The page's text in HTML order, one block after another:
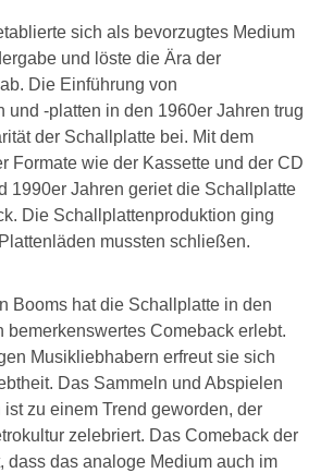
sich als bevorzugtes Medium
und löste die Ära der
Die Einführung von
und -platten in den 1960er Jahren trug
der Schallplatte bei. Mit dem
Formate wie der Kassette und der CD
1990er Jahren geriet die Schallplatte
Die Schallplattenproduktion ging
mussten schließen.
Booms hat die Schallplatte in den
bemerkenswertes Comeback erlebt.
Musikliebhabern erfreut sie sich
Das Sammeln und Abspielen
zu einem Trend geworden, der
zelebriert. Das Comeback der
dass das analoge Medium auch im